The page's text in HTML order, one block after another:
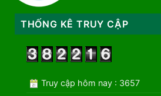
THỐNG KÊ TRUY CẬP
Truy cập hôm nay : 3657